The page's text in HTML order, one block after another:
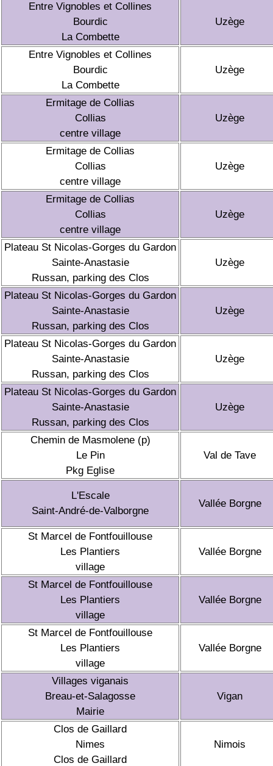
Entre Vignobles et Collines
Bourdic
La Combette
Uzège
Entre Vignobles et Collines
Bourdic
La Combette
Uzège
Ermitage de Collias
Collias
centre village
Uzège
Ermitage de Collias
Collias
centre village
Uzège
Ermitage de Collias
Collias
centre village
Uzège
Plateau St Nicolas-Gorges du Gardon
Sainte-Anastasie
Russan, parking des Clos
Uzège
Plateau St Nicolas-Gorges du Gardon
Sainte-Anastasie
Russan, parking des Clos
Uzège
Plateau St Nicolas-Gorges du Gardon
Sainte-Anastasie
Russan, parking des Clos
Uzège
Plateau St Nicolas-Gorges du Gardon
Sainte-Anastasie
Russan, parking des Clos
Uzège
Chemin de Masmolene (p)
Le Pin
Pkg Eglise
Val de Tave
L'Escale
Saint-André-de-Valborgne
Vallée Borgne
St Marcel de Fontfouillouse
Les Plantiers
village
Vallée Borgne
St Marcel de Fontfouillouse
Les Plantiers
village
Vallée Borgne
St Marcel de Fontfouillouse
Les Plantiers
village
Vallée Borgne
Villages viganais
Breau-et-Salagosse
Mairie
Vigan
Clos de Gaillard
Nimes
Clos de Gaillard
Nimois